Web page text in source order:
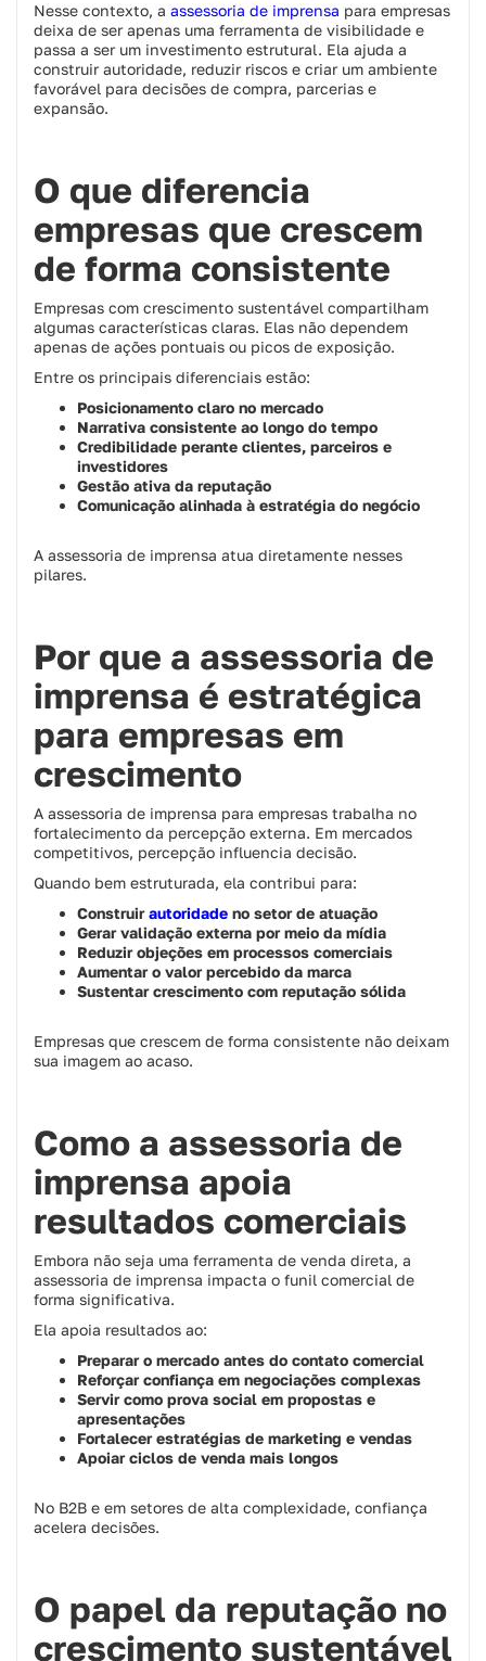
Nesse contexto, a assessoria de imprensa para empresas
deixa de ser apenas uma ferramenta de visibilidade e
passa a ser um investimento estrutural. Ela ajuda a
construir autoridade, reduzir riscos e criar um ambiente
favorável para decisões de compra, parcerias e
expansão.
O que diferencia
empresas que crescem
de forma consistente
Empresas com crescimento sustentável compartilham
algumas características claras. Elas não dependem
apenas de ações pontuais ou picos de exposição.
Entre os principais diferenciais estão:
Posicionamento claro no mercado
Narrativa consistente ao longo do tempo
Credibilidade perante clientes, parceiros e
investidores
Gestão ativa da reputação
Comunicação alinhada à estratégia do negócio
A assessoria de imprensa atua diretamente nesses
pilares.
Por que a assessoria de
imprensa é estratégica
para empresas em
crescimento
A assessoria de imprensa para empresas trabalha no
fortalecimento da percepção externa. Em mercados
competitivos, percepção influencia decisão.
Quando bem estruturada, ela contribui para:
Construirautoridade no setor de atuação
Gerar validação externa por meio da mídia
Reduzir objeções em processos comerciais
Aumentar o valor percebido da marca
Sustentar crescimento com reputação sólida
Empresas que crescem de forma consistente não deixam
sua imagem ao acaso.
Como a assessoria de
imprensa apoia
resultados comerciais
Embora não seja uma ferramenta de venda direta, a
assessoria de imprensa impacta o funil comercial de
forma significativa.
Ela apoia resultados ao:
Preparar o mercado antes do contato comercial
Reforçar confiança em negociações complexas
Servir como prova social em propostas e
apresentações
Fortalecer estratégias de marketing e vendas
Apoiar ciclos de venda mais longos
No B2B e em setores de alta complexidade, confiança
acelera decisões.
O papel da reputação no
crescimento sustentável